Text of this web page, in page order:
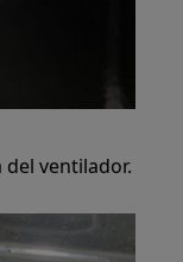
ventilador.